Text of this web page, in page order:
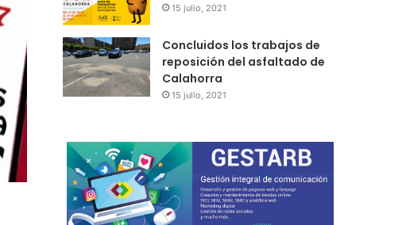
15 julio, 2021
Concluidos los trabajos de
reposición del asfaltado de
Calahorra
15 julio, 2021